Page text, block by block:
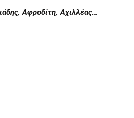
Αφροδίτη, Αχιλλέας…